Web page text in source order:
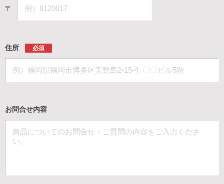
〒
住所 必須
お問合せ内容